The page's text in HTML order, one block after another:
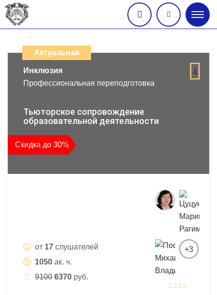
меню
дистанционных
образовательных
повышения
квалификации
и
профессиональной
Актуальная
4
Инклюзия
Профессиональная переподготовка
Тьюторское сопровождение
образовательной деятельности
Скидка до 30%
от 17 слушателей
1050 ак. ч.
9100 6370 руб.
+3